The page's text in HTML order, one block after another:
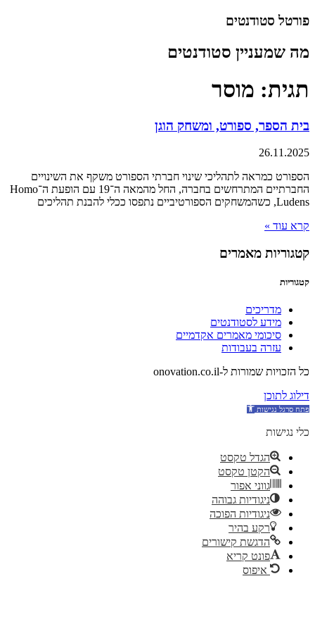
דלג
פורטל סטודנטים
מה שמעניין סטודנטים
תגית: מוסר
בית הספר, ספורט, ומשחק הוגן
26.11.2025
הספורט כמראה לתהליכי שינוי חברתי הספורט משקף את השינויים
החברתיים המתרחשים בחברה, החל מהמאה ה־19 עם הופעת ה־Homo
Ludens, כשהמשחקים הספורטיביים נתפסו ככלי להבנת תהליכים
קרא עוד »
קטגוריות מאמרים
קטגוריות
מדריכים
מידע לסטודנטים
סיכומי מאמרים אקדמיים
עזרה בעבודות
כל הזכויות שמורות ל-onovation.co.il
דילוג לתוכן
כלי נגישות
הגדל טקסט
הקטן טקסט
גווני אפור
ניגודיות גבוהה
ניגודיות הפוכה
רקע בהיר
הדגשת קישורים
פונט קריא
איפוס